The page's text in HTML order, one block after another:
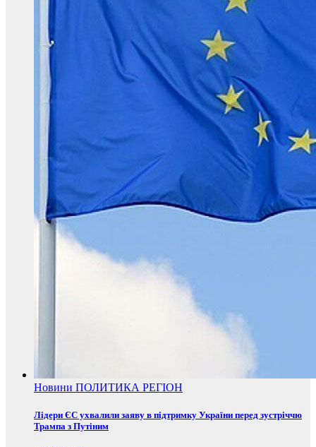
Новини ПОЛИТИКА РЕГІОН
Лідери ЄС ухвалили заяву в підтримку України перед зустріччю
Трампа з Путіним